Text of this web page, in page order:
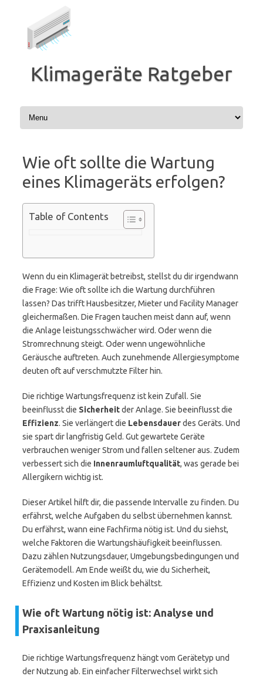
Klimageräte Ratgeber
Wie oft sollte die Wartung
eines Klimageräts erfolgen?
Table of Contents
Wenn du ein Klimagerät betreibst, stellst du dir irgendwann
die Frage: Wie oft sollte ich die Wartung durchführen
lassen? Das trifft Hausbesitzer, Mieter und Facility Manager
gleichermaßen. Die Fragen tauchen meist dann auf, wenn
die Anlage leistungsschwächer wird. Oder wenn die
Stromrechnung steigt. Oder wenn ungewöhnliche
Geräusche auftreten. Auch zunehmende Allergiesymptome
deuten oft auf verschmutzte Filter hin.
Die richtige Wartungsfrequenz ist kein Zufall. Sie
beeinflusst die Sicherheitder Anlage. Sie beeinflusst die
Effizienz. Sie verlängert die Lebensdauerdes Geräts. Und
sie spart dir langfristig Geld. Gut gewartete Geräte
verbrauchen weniger Strom und fallen seltener aus. Zudem
verbessert sich die Innenraumluftqualität, was gerade bei
Allergikern wichtig ist.
Dieser Artikel hilft dir, die passende Intervalle zu finden. Du
erfährst, welche Aufgaben du selbst übernehmen kannst.
Du erfährst, wann eine Fachfirma nötig ist. Und du siehst,
welche Faktoren die Wartungshäufigkeit beeinflussen.
Dazu zählen Nutzungsdauer, Umgebungsbedingungen und
Gerätemodell. Am Ende weißt du, wie du Sicherheit,
Effizienz und Kosten im Blick behältst.
Wie oft Wartung nötig ist: Analyse und
Praxisanleitung
Die richtige Wartungsfrequenz hängt vom Gerätetyp und
der Nutzung ab. Ein einfacher Filterwechsel wirkt sich